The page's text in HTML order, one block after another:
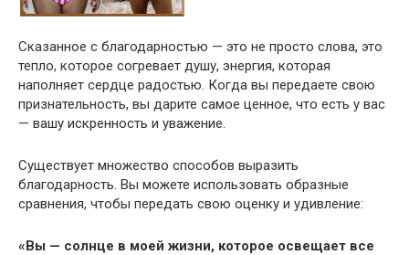
Сказанное с благодарностью — это не просто слова, это
тепло, которое согревает душу, энергия, которая
наполняет сердце радостью. Когда вы передаете свою
признательность, вы дарите самое ценное, что есть у вас
— вашу искренность и уважение.
Существует множество способов выразить
благодарность. Вы можете использовать образные
сравнения, чтобы передать свою оценку и удивление:
«Вы — солнце в моей жизни, которое освещает все